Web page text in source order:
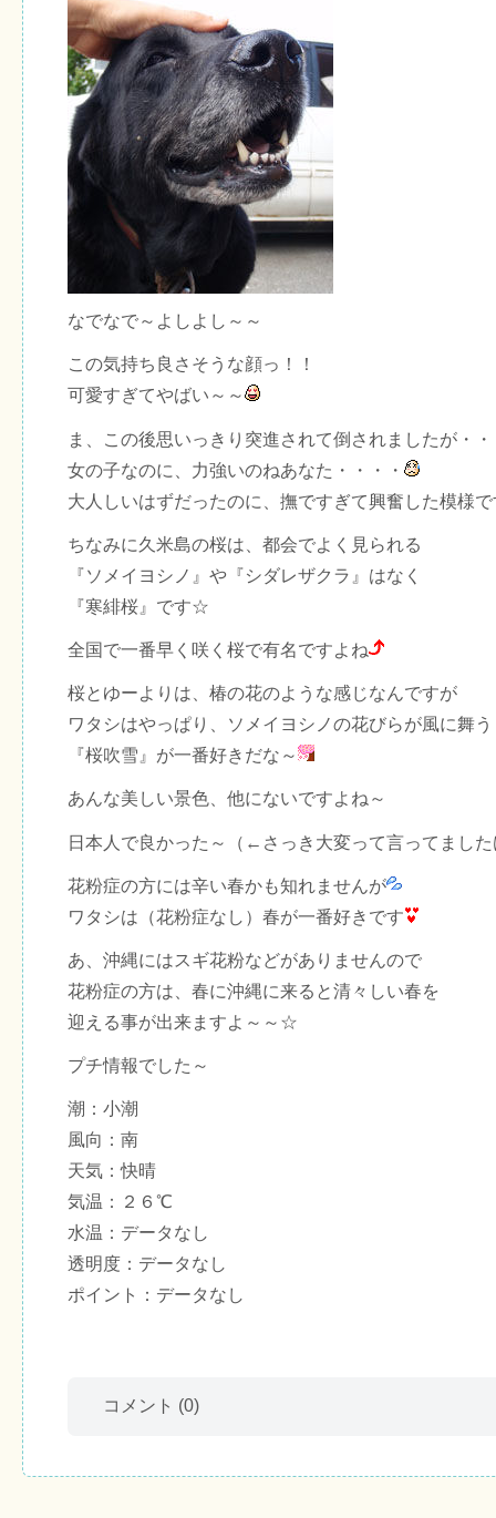
なでなで～よしよし～～
この気持ち良さそうな顔っ！！
可愛すぎてやばい～～
ま、この後思いっきり突進されて倒されましたが・
女の子なのに、力強いのねあなた・・・・
大人しいはずだったのに、撫ですぎて興奮した模様で
ちなみに久米島の桜は、都会でよく見られる
『ソメイヨシノ』や『シダレザクラ』はなく
『寒緋桜』です☆
全国で一番早く咲く桜で有名ですよね
桜とゆーよりは、椿の花のような感じなんですが
ワタシはやっぱり、ソメイヨシノの花びらが風に舞う
『桜吹雪』が一番好きだな～
あんな美しい景色、他にないですよね～
日本人で良かった～（←さっき大変って言ってまし
花粉症の方には辛い春かも知れませんが
ワタシは（花粉症なし）春が一番好きです
あ、沖縄にはスギ花粉などがありませんので
花粉症の方は、春に沖縄に来ると清々しい春を
迎える事が出来ますよ～～☆
プチ情報でした～
潮：小潮
風向：南
天気：快晴
気温：２６℃
水温：データなし
透明度：データなし
ポイント：データなし
コメント (0)